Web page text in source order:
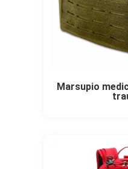
Marsupio